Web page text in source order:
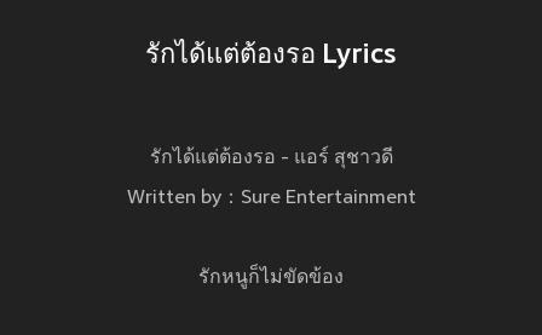
รักได้แต่ต้องรอ Lyrics
รักได้แต่ต้องรอ - แอร์ สุชาวดี
Written by：Sure Entertainment
รักหนูก็ไม่ขัดข้อง